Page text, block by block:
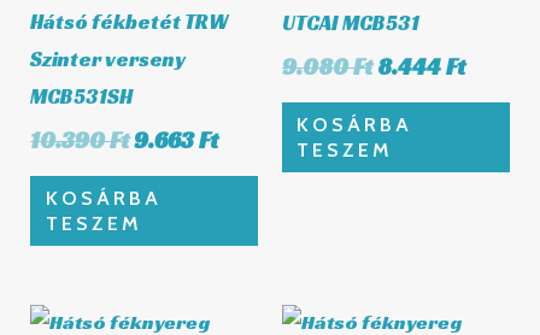
Hátsó fékbetét TRW
Szinter verseny
MCB531SH
10.390Ft9.663Ft
KOSÁRBA
TESZEM
UTCAI MCB531
9.080Ft 8.444Ft
KOSÁRBA
TESZEM